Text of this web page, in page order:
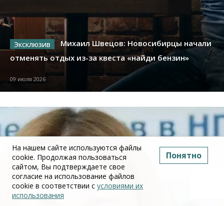
Михаил Швецов: Новосибирцы начали
отменять отдых из-за квеста «найди бензин»
09 июля 2026
На нашем сайте используются файлы
cookie. Продолжая пользоваться
сайтом, Вы подтверждаете свое
согласие на использование файлов
cookie в соответствии с условиями их
использования
Понятно